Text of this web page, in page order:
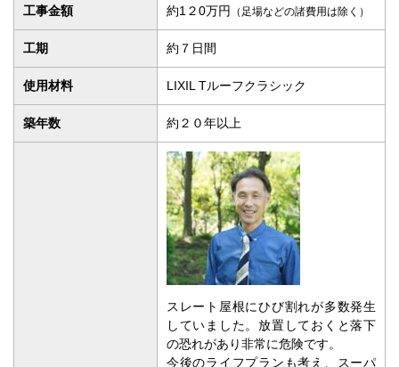
工事金額 約1２0万円 （足場などの諸費用は除く）
工期 約７日間
使用材料 LIXIL Tルーフクラシック
築年数 約２０年以上
スレート屋根にひび割れが多数発生
していました。放置しておくと落下
の恐れがあり非常に危険です。
今後のライフプランも考え、スーパ